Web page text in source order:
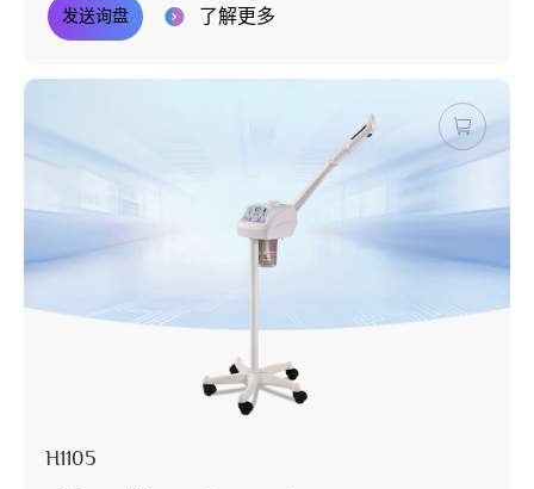
发送询盘 了解更多
H1105